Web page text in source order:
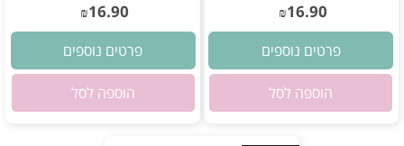
₪16.90
פרטים נוספים
הוספה לסל
₪16.90
פרטים נוספים
הוספה לסל